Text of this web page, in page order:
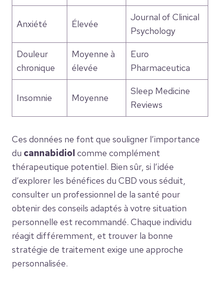
Anxiété Élevée
Journal of Clinical
Psychology
Douleur
chronique
Moyenne à
élevée
Euro
Pharmaceutica
Insomnie Moyenne
Sleep Medicine
Reviews
Ces données ne font que souligner l’importance
du cannabidiol comme complément
thérapeutique potentiel. Bien sûr, si l’idée
d’explorer les bénéfices du CBD vous séduit,
consulter un professionnel de la santé pour
obtenir des conseils adaptés à votre situation
personnelle est recommandé. Chaque individu
réagit différemment, et trouver la bonne
stratégie de traitement exige une approche
personnalisée.